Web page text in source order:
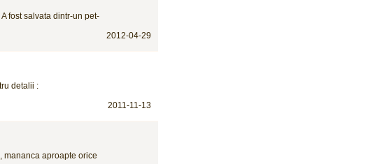
fost salvata dintr-un pet-
2012-04-29
detalii :
2011-11-13
mananca aproapte orice